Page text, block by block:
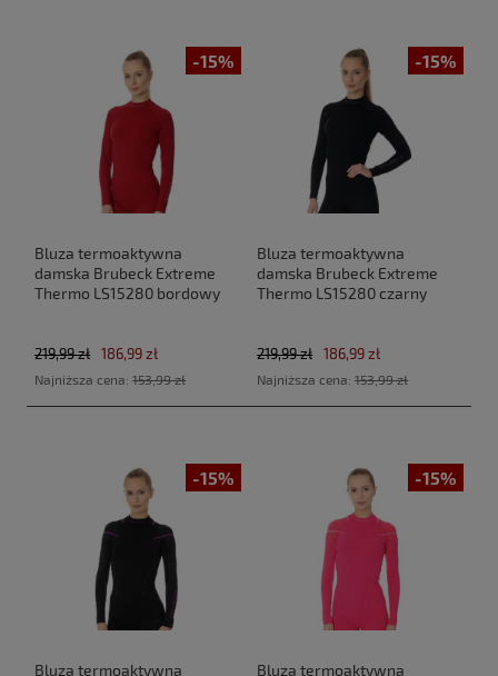
-15%
Bluza termoaktywna
damska Brubeck Extreme
Thermo LS15280 bordowy
186,99 zł
219,99 zł
Najniższa cena:153,99 zł
-15%
Bluza termoaktywna
damska Brubeck Extreme
Thermo LS15280 czarny
186,99 zł
219,99 zł
Najniższa cena:153,99 zł
-15%
Bluza termoaktywna
-15%
Bluza termoaktywna